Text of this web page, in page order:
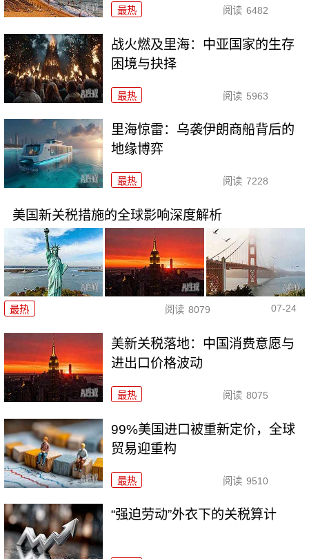
最热 阅读 6482
战火燃及里海：中亚国家的生存
困境与抉择
最热 阅读 5963
里海惊雷：乌袭伊朗商船背后的
地缘博弈
最热 阅读 7228
美国新关税措施的全球影响深度解析
最热 阅读 8079 07-24
美新关税落地：中国消费意愿与
进出口价格波动
最热 阅读 8075
99%美国进口被重新定价，全球
贸易迎重构
最热 阅读 9510
“强迫劳动”外衣下的关税算计